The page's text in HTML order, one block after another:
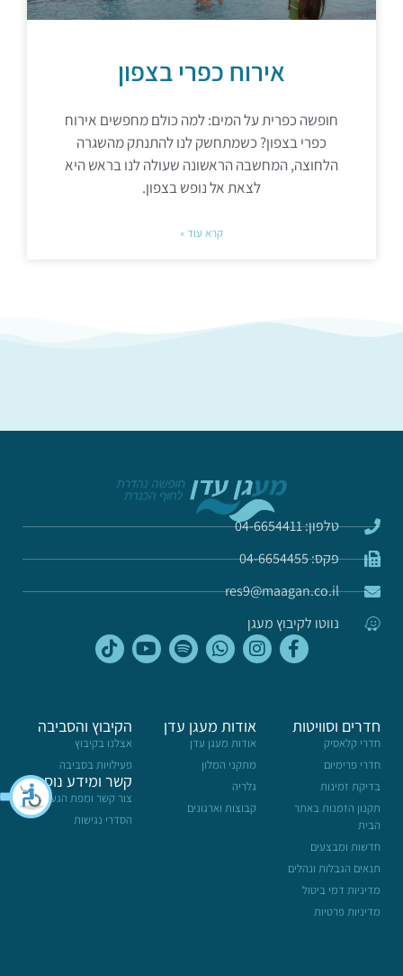
אירוח כפרי בצפון
חופשה כפרית על המים: למה כולם מחפשים אירוח
כפרי בצפון? כשמתחשק לנו להתנתק מהשגרה
הלחוצה, המחשבה הראשונה שעולה לנו בראש היא
לצאת אל נופש בצפון.
קרא עוד »
טלפון: 04-6654411
פקס: 04-6654455
res9@maagan.co.il
נווטו לקיבוץ מעגן
חדרים וסוויטות
חדרי קלאסיק
חדרי פרימיום
בדיקת זמינות
תקנון הזמנות באתר
הבית
חדשות ומבצעים
תנאים הגבלות ונהלים
מדיניות דמי ביטול
מדיניות פרטיות
אודות מעגן עדן
אודות מעגן עדן
מתקני המלון
גלריה
קבוצות וארגונים
הקיבוץ והסביבה
אצלנו בקיבוץ
פעילויות בסביבה
קשר ומידע נוסף
צור קשר ומפת הגעה
הסדרי נגישות